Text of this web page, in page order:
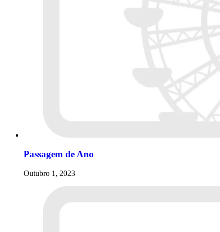
Passagem de Ano
Outubro 1, 2023